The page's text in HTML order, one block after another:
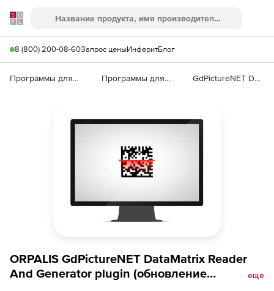
Softline
Поиск
8 (800) 200-08-60Запрос ценыИнферитБлог
Программы для работы с текстом Программы для распознавания текста и речи GdPictureNET DataMatrix Reader And Generator
ORPALIS GdPictureNET DataMatrix Reader
And Generator plugin (обновление
еще